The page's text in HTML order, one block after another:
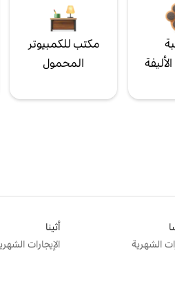
مكتب للكمبيوتر
المحمول
الشهرية
أثينا
الإيجارات